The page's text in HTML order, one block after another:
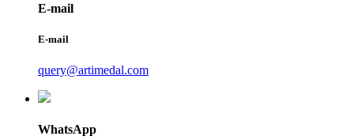
E-mail
E-mail
query@artimedal.com
WhatsApp